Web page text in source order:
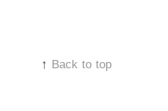
↑ Back to top